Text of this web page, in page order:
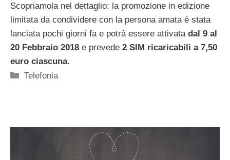
Scopriamola nel dettaglio: la promozione in edizione
limitata da condividere con la persona amata è stata
lanciata pochi giorni fa e potrà essere attivata dal 9 al
20 Febbraio 2018 e prevede 2 SIM ricaricabili a 7,50
euro ciascuna.
Categorie
Telefonia